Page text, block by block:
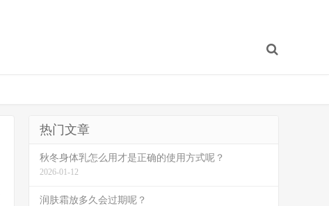
热门文章
秋冬身体乳怎么用才是正确的使用方式呢？
2026-01-12
润肤霜放多久会过期呢？